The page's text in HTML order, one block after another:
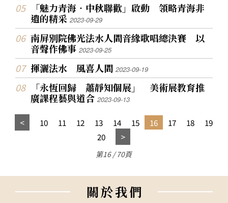
「魅力青海‧中秋聯歡」啟動 領略青海非
遺的精采2023-09-29
南屏別院佛光法水人間音緣歌唱總決賽 以
音聲作佛事2023-09-25
揮灑法水 風喜人間2023-09-19
「永恆回歸 蕭靜知個展」 美術展教育推
廣課程藝與道合2023-09-13
10 11 12 13 14 15 16 17 18
19
20
第16 / 70頁
關於我們